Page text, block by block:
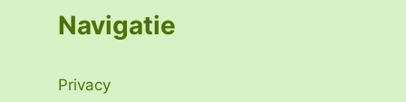
Navigatie
Privacy